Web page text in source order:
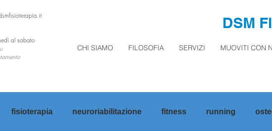
CHI SIAMO FILOSOFIA SERVIZI MUOVITI CON
DSM
al sabato
fisioterapia neuroriabilitazione fitness running